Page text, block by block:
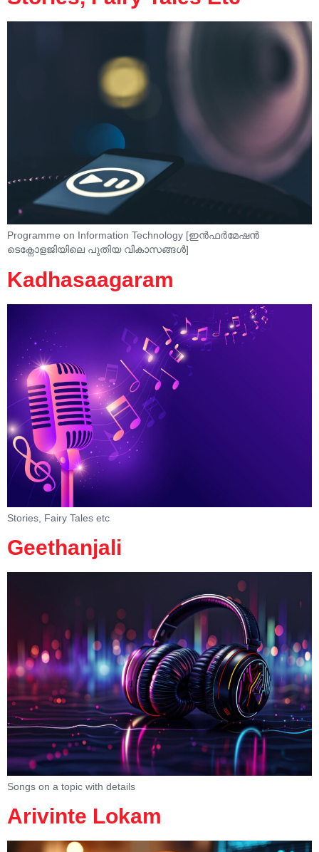
Programme on Information Technology [ഇൻഫർമേഷൻ
ടെക്നോളജിയിലെ പുതിയ വികാസങ്ങൾ]
Kadhasaagaram
Stories, Fairy Tales etc
Geethanjali
Songs on a topic with details
Arivinte Lokam